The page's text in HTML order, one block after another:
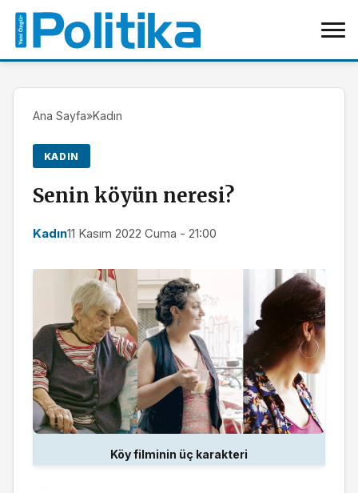
Ana Sayfa»Kadın
KADIN
Senin köyün neresi?
Kadın11 Kasım 2022 Cuma - 21:00
Köy filminin üç karakteri